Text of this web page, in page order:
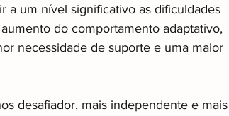
a um nível significativo as dificuldades
do comportamento adaptativo,
necessidade de suporte e uma maior
desafiador, mais independente e mais